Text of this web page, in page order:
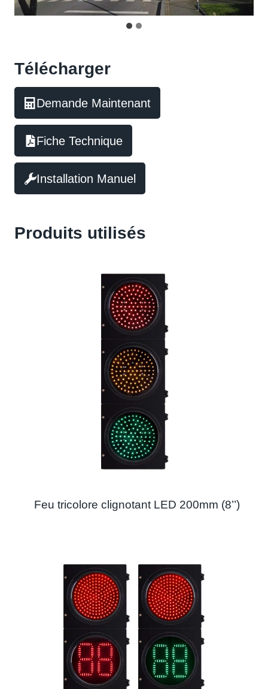
Télécharger
Demande Maintenant
Fiche Technique
Installation Manuel
Produits utilisés
Feu tricolore clignotant LED 200mm (8’’)